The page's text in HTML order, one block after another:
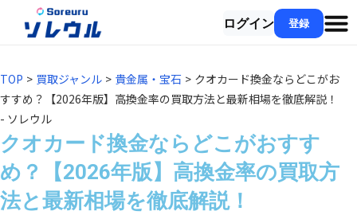
ログイン 登録
TOP > 買取ジャンル > 貴金属・宝石 > クオカード換金ならどこがお
すすめ？【2026年版】高換金率の買取方法と最新相場を徹底解説！
- ソレウル
クオカード換金ならどこがおすす
め？【2026年版】高換金率の買取方
法と最新相場を徹底解説！